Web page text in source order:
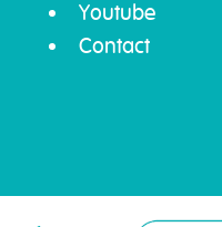
Youtube
Contact